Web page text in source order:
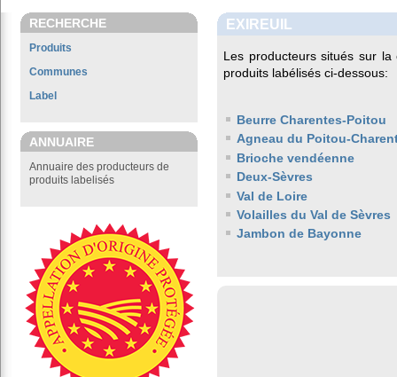
RECHERCHE
Produits
Communes
Label
ANNUAIRE
Annuaire des producteurs de
produits labelisés
EXIREUIL
Les producteurs situés sur
produits labélisés ci-dessous:
Beurre Charentes-Poitou
Agneau du Poitou-
Brioche vendéenne
Deux-Sèvres
Val de Loire
Volailles du Val de Sèvres
Jambon de Bayonne